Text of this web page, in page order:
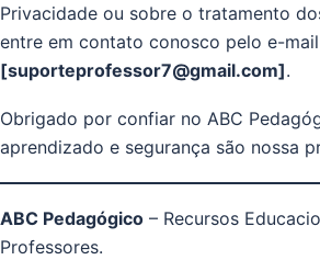
Privacidade ou sobre o tratamento
entre em contato conosco pelo e-mail
[suporteprofessor7@gmail.com].
Obrigado por confiar no ABC
aprendizado e segurança são nossa
ABC Pedagógico – Recursos
Professores.